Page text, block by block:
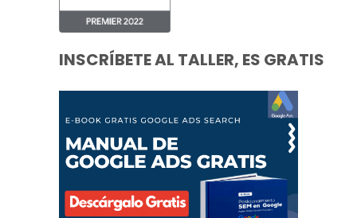
INSCRÍBETE AL TALLER, ES GRATIS